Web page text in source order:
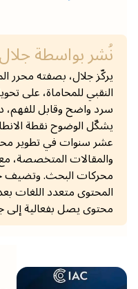
نُشر بواسطة
يركّز جلال، بصفته محرر
النقبي للمحاماة، على
سرد واضح وقابل
يشكّل الوضوح نقطة
عشر سنوات في تطوير
والمقالات المتخصصة،
محركات البحث. وتضيف
المحتوى متعدد اللغات
محتوى يصل بفعالية إلى